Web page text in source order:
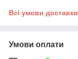
Всі умови доставки
Умови оплати